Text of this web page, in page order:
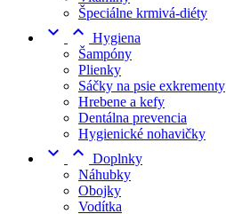
Špeciálne krmivá-diéty
  Hygiena
Šampóny
Plienky
Sáčky na psie exkrementy
Hrebene a kefy
Dentálna prevencia
Hygienické nohavičky
  Doplnky
Náhubky
Obojky
Vodítka